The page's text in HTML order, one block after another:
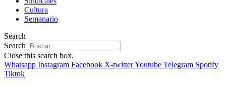
Cultura
Semanario
Search
Search
Close this search box.
Whatsapp Instagram Facebook X-twitterYoutube Telegram Spotify
Tiktok